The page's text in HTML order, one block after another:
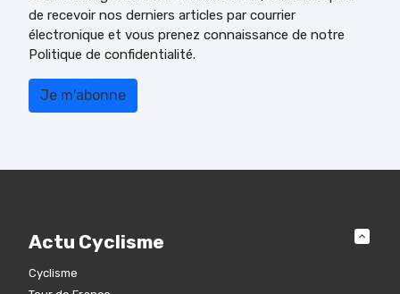
de recevoir nos derniers articles par courrier
électronique et vous prenez connaissance de notre
Politique de confidentialité.
Actu Cyclisme
Cyclisme